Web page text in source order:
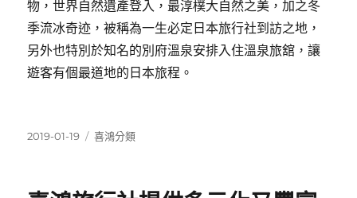
物，世界自然遺產登入，最淳樸大自然之美，加之冬
季流冰奇迹，被稱為一生必定日本旅行社到訪之地，
另外也特別於知名的別府溫泉安排入住溫泉旅舘，讓
遊客有個最道地的日本旅程。
發
2019-01-19
分
喜鴻分類